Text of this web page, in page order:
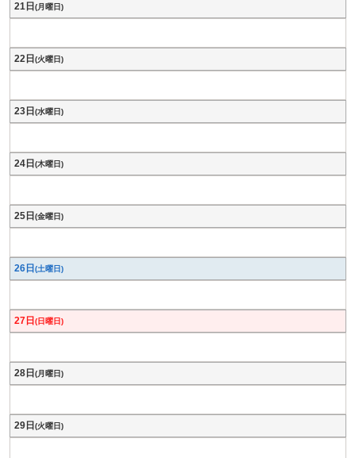
21日 (月曜日)
22日 (火曜日)
23日 (水曜日)
24日 (木曜日)
25日 (金曜日)
26日 (土曜日)
27日 (日曜日)
28日 (月曜日)
29日 (火曜日)